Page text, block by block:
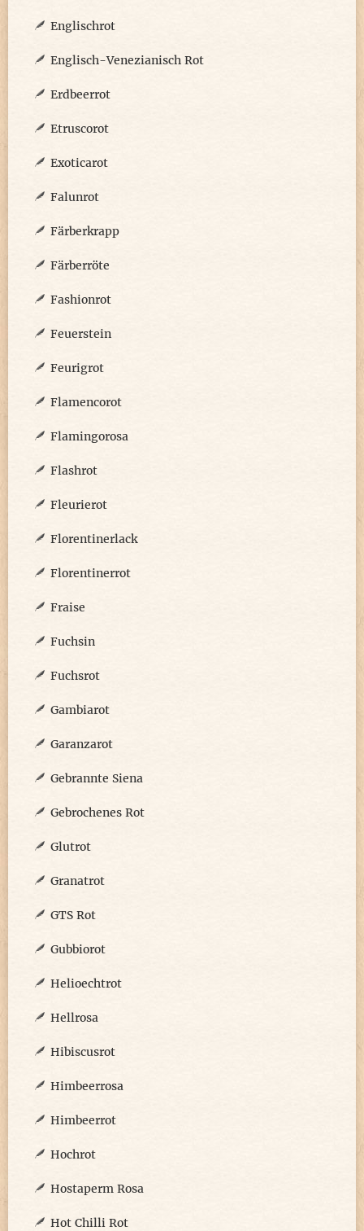
Englischrot
Englisch-Venezianisch Rot
Erdbeerrot
Etruscorot
Exoticarot
Falunrot
Färberkrapp
Färberröte
Fashionrot
Feuerstein
Feurigrot
Flamencorot
Flamingorosa
Flashrot
Fleurierot
Florentinerlack
Florentinerrot
Fraise
Fuchsin
Fuchsrot
Gambiarot
Garanzarot
Gebrannte Siena
Gebrochenes Rot
Glutrot
Granatrot
GTS Rot
Gubbiorot
Helioechtrot
Hellrosa
Hibiscusrot
Himbeerrosa
Himbeerrot
Hochrot
Hostaperm Rosa
Hot Chilli Rot